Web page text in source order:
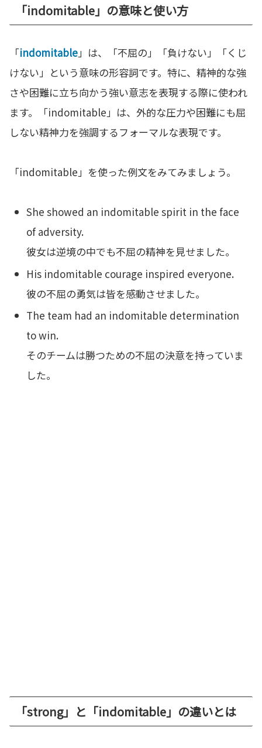
「indomitable」の意味と使い方
「indomitable」は、「不屈の」「負けない」「くじ
けない」という意味の形容詞です。特に、精神的な強
さや困難に立ち向かう強い意志を表現する際に使われ
ます。「indomitable」は、外的な圧力や困難にも屈
しない精神力を強調するフォーマルな表現です。
「indomitable」を使った例文をみてみましょう。
She showed an indomitable spirit in the face
of adversity.
彼女は逆境の中でも不屈の精神を見せました。
His indomitable courage inspired everyone.
彼の不屈の勇気は皆を感動させました。
The team had an indomitable determination
to win.
そのチームは勝つための不屈の決意を持っていま
した。
「strong」と「indomitable」の違いとは